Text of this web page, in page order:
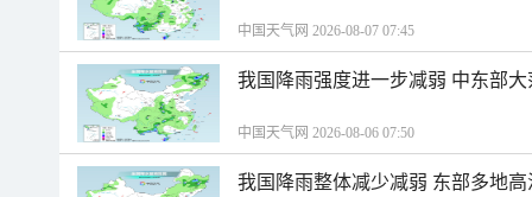
中国天气网 2026-08-07 07:45
我国降雨强度进一步减弱 中东部
中国天气网 2026-08-06 07:50
我国降雨整体减少减弱 东部多地